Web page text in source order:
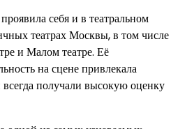
себя и в театральном
театрах Москвы, в том числе
и Малом театре. Её
на сцене привлекала
получали высокую оценку